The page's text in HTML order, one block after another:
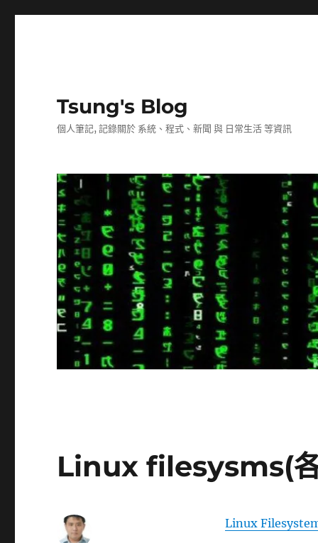
Tsung's Blog
個人筆記, 記錄關於 系統、程式、新聞 與 日常生活 等資訊
Linux filesysms(
Linux